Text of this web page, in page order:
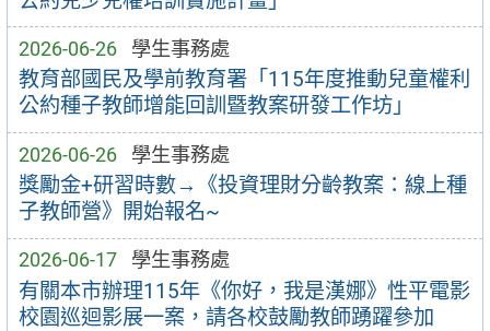
2026-06-26 學生事務處
教育部國民及學前教育署「115年度推動兒童權利
公約種子教師增能回訓暨教案研發工作坊」
2026-06-26 學生事務處
獎勵金+研習時數→《投資理財分齡教案：線上種
子教師營》開始報名~
2026-06-17 學生事務處
有關本市辦理115年《你好，我是漢娜》性平電影
校園巡迴影展一案，請各校鼓勵教師踴躍參加